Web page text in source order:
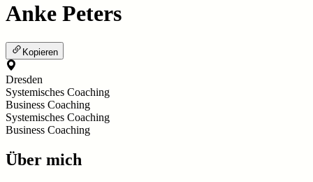
Anke Peters
Kopieren
Dresden
Systemisches Coaching
Business Coaching
Systemisches Coaching
Business Coaching
Über mich